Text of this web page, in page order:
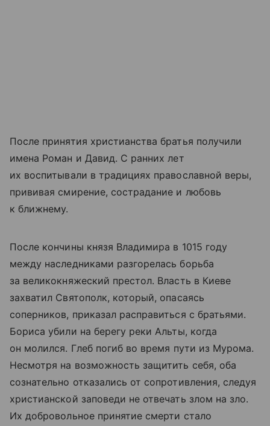
После принятия христианства братья получили
имена Роман и Давид. С ранних лет
их воспитывали в традициях православной веры,
прививая смирение, сострадание и любовь
к ближнему.
После кончины князя Владимира в 1015 году
между наследниками разгорелась борьба
за великокняжеский престол. Власть в Киеве
захватил Святополк, который, опасаясь
соперников, приказал расправиться с братьями.
Бориса убили на берегу реки Альты, когда
он молился. Глеб погиб во время пути из Мурома.
Несмотря на возможность защитить себя, оба
сознательно отказались от сопротивления, следуя
христианской заповеди не отвечать злом на зло.
Их добровольное принятие смерти стало